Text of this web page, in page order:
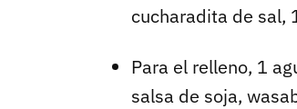
cucharadita de sal,
Para el relleno, 1
salsa de soja,